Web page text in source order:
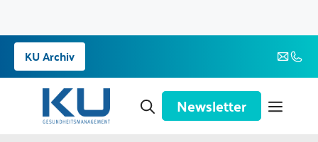
Zum
Inhalt
springen
KU Archiv
Newsletter